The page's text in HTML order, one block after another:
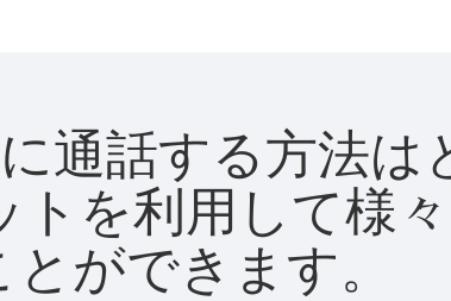
通話する方法は
を利用して様
とができます。